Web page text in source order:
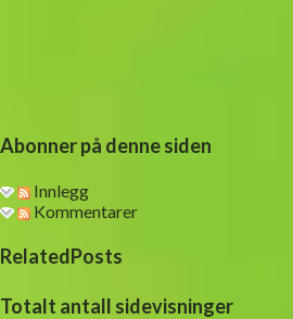
Abonner på denne siden
Innlegg
Kommentarer
RelatedPosts
Totalt antall sidevisninger